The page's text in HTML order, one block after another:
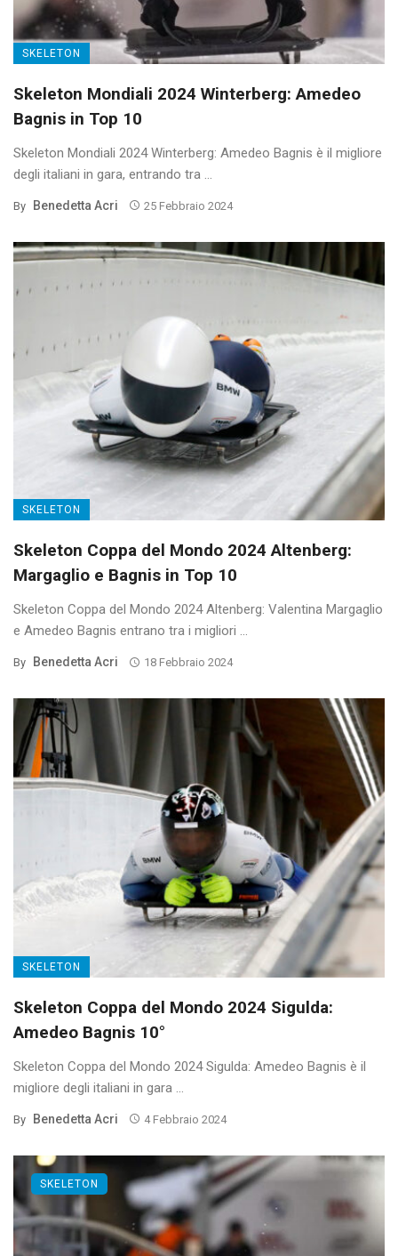
SKELETON
Skeleton Mondiali 2024 Winterberg: Amedeo
Bagnis in Top 10
Skeleton Mondiali 2024 Winterberg: Amedeo Bagnis è il migliore
degli italiani in gara, entrando tra ...
By Benedetta Acri 25 Febbraio 2024
SKELETON
Skeleton Coppa del Mondo 2024 Altenberg:
Margaglio e Bagnis in Top 10
Skeleton Coppa del Mondo 2024 Altenberg: Valentina Margaglio
e Amedeo Bagnis entrano tra i migliori ...
By Benedetta Acri 18 Febbraio 2024
SKELETON
Skeleton Coppa del Mondo 2024 Sigulda:
Amedeo Bagnis 10°
Skeleton Coppa del Mondo 2024 Sigulda: Amedeo Bagnis è il
migliore degli italiani in gara ...
By Benedetta Acri 4 Febbraio 2024
SKELETON